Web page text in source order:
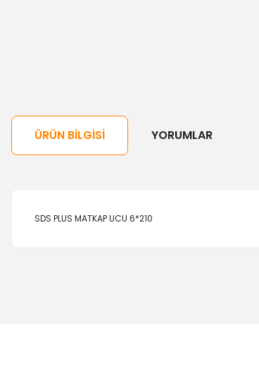
ÜRÜN BILGISI YORUMLAR
SDS PLUS MATKAP UCU 6*210